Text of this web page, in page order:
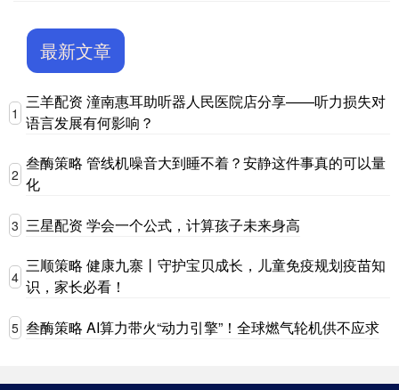
最新文章
1
三羊配资 潼南惠耳助听器人民医院店分享——听力损失对
语言发展有何影响？
2
叁酶策略 管线机噪音大到睡不着？安静这件事真的可以量
化
3 三星配资 学会一个公式，计算孩子未来身高
4
三顺策略 健康九寨丨守护宝贝成长，儿童免疫规划疫苗知
识，家长必看！
5 叁酶策略 AI算力带火“动力引擎”！全球燃气轮机供不应求